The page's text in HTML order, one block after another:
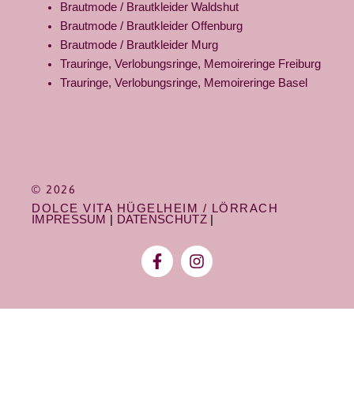
Brautmode / Brautkleider Waldshut
Brautmode / Brautkleider Offenburg
Brautmode / Brautkleider Murg
Trauringe, Verlobungsringe, Memoireringe Freiburg
Trauringe, Verlobungsringe, Memoireringe Basel
© 2026
DOLCE VITA HÜGELHEIM / LÖRRACH
IMPRESSUM
DATENSCHUTZ|